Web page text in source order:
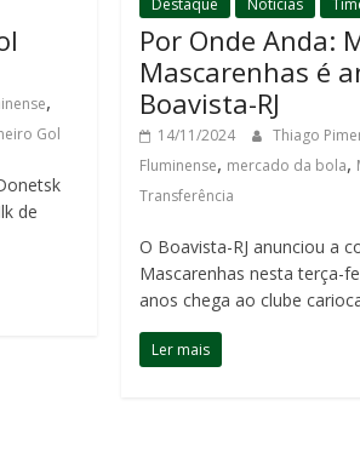
,
Gol
de
Por Onde Anda:
Mascarenhas é
Boavista-RJ
14/11/2024 Thiago
Fluminense, mercado da bola,
Transferência
O Boavista-RJ anunciou a
Mascarenhas nesta terça-
anos chega ao clube
Ler mais